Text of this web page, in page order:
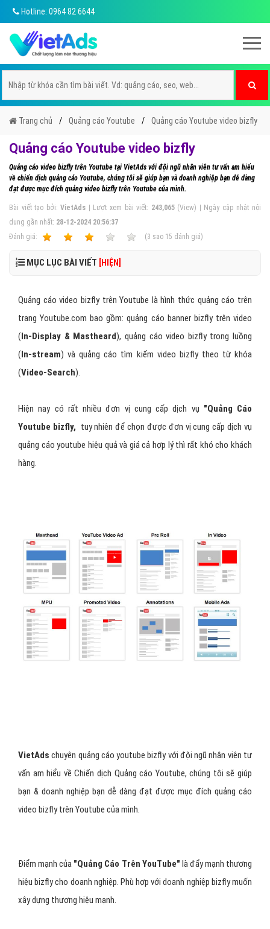
Hotline: 0964 82 6644
Trang chủ Quảng cáo Youtube Quảng cáo Youtube video bizfly
Quảng cáo Youtube video bizfly
Quảng cáo video bizfly trên Youtube tại VietAds với đội ngũ nhân viên tư vấn am hiểu
về chiến dịch quảng cáo Youtube, chúng tôi sẽ giúp bạn và doanh nghiệp bạn dễ dàng
đạt được mục đích quảng video bizfly trên Youtube của mình.
Bài viết tạo bởi:VietAds | Lượt xem bài viết: 243,065(View) | Ngày cập nhật nội
dung gần nhất: 28-12-2024 20:56:37
Ðánh giá:
(3 sao 15 đánh giá)
MỤC LỤC BÀI VIẾT [HIỆN]
Quảng cáo video bizfly trên Youtube là hình thức quảng cáo trên
trang Youtube.com bao gồm: quảng cáo banner bizfly trên video
(In-Display & Mastheard), quảng cáo video bizfly trong luồng
(In-stream) và quảng cáo tìm kiếm video bizfly theo từ khóa
(Video-Search).
Hiện nay có rất nhiều đơn vị cung cấp dịch vụ "Quảng Cáo
Youtube bizfly, tuy nhiên để chọn được đơn vị cung cấp dịch vụ
quảng cáo youtube hiệu quả và giá cả hợp lý thì rất khó cho khách
hàng.
VietAds chuyên quảng cáo youtube bizfly với đội ngũ nhân viên tư
vấn am hiểu về Chiến dịch Quảng cáo Youtube, chúng tôi sẽ giúp
bạn & doanh nghiệp bạn dễ dàng đạt được mục đích quảng cáo
video bizfly trên Youtube của mình.
Điểm mạnh của "Quảng Cáo Trên YouTube" là đẩy mạnh thương
hiệu bizfly cho doanh nghiệp. Phù hợp với doanh nghiệp bizfly muốn
xây dựng thương hiệu mạnh.